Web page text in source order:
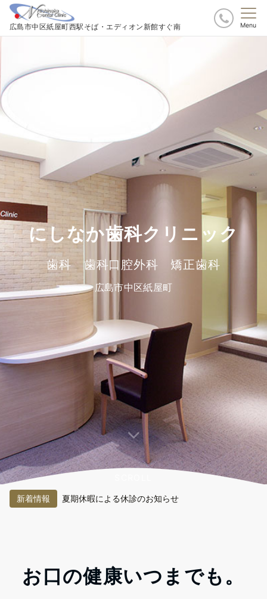
広島市中区紙屋町西駅そば・エディオン新館すぐ南 Menu
にしなか歯科クリニック
歯科 歯科口腔外科 矯正歯科
広島市中区紙屋町
新着情報 夏期休暇による休診のお知らせ
お口の健康いつまでも。